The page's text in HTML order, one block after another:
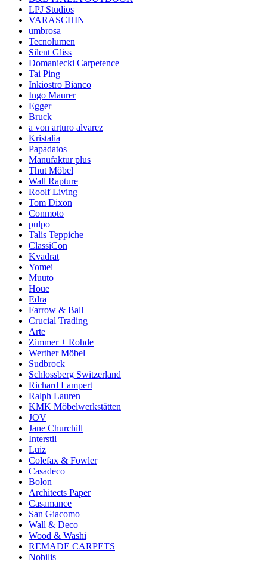
LPJ Studios
VARASCHIN
umbrosa
Tecnolumen
Silent Gliss
Domaniecki Carpetence
Tai Ping
Inkiostro Bianco
Ingo Maurer
Egger
Bruck
a von arturo alvarez
Kristalia
Papadatos
Manufaktur plus
Thut Möbel
Wall Rapture
Roolf Living
Tom Dixon
Conmoto
pulpo
Talis Teppiche
ClassiCon
Kvadrat
Yomei
Muuto
Houe
Edra
Farrow & Ball
Crucial Trading
Arte
Zimmer + Rohde
Werther Möbel
Sudbrock
Schlossberg Switzerland
Richard Lampert
Ralph Lauren
KMK Möbelwerkstätten
JOV
Jane Churchill
Interstil
Luiz
Colefax & Fowler
Casadeco
Bolon
Architects Paper
Casamance
San Giacomo
Wall & Deco
Wood & Washi
REMADE CARPETS
Nobilis